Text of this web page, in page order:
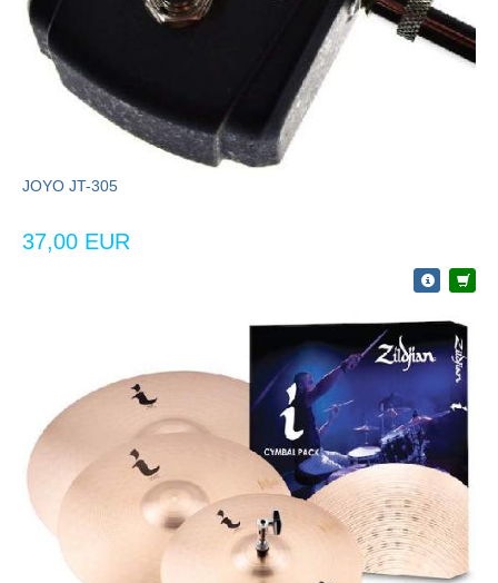
JOYO JT-305
37,00 EUR